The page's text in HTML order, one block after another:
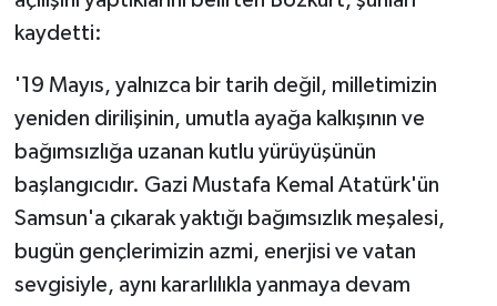
kaydetti:
'19 Mayıs, yalnızca bir tarih değil, milletimizin
yeniden dirilişinin, umutla ayağa kalkışının ve
bağımsızlığa uzanan kutlu yürüyüşünün
başlangıcıdır. Gazi Mustafa Kemal Atatürk'ün
Samsun'a çıkarak yaktığı bağımsızlık meşalesi,
bugün gençlerimizin azmi, enerjisi ve vatan
sevgisiyle, aynı kararlılıkla yanmaya devam